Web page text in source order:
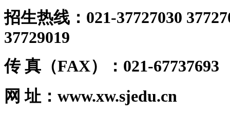
招生热线： 021-37727030
37729019
传 真（FAX）： 021-67737693
网 址： www.xw.sjedu.cn